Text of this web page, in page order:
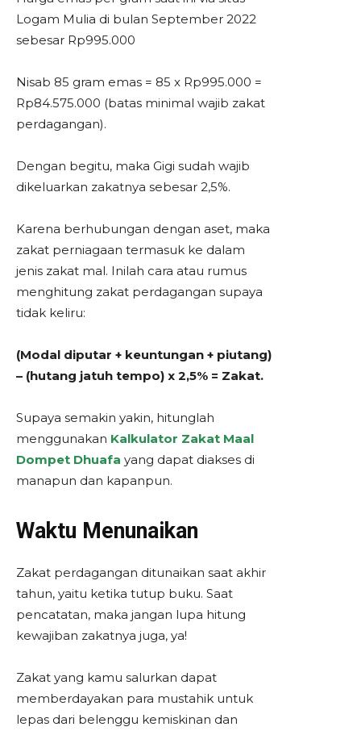
Logam Mulia di bulan September 2022
sebesar Rp995.000
Nisab 85 gram emas = 85 x Rp995.000 =
Rp84.575.000 (batas minimal wajib zakat
perdagangan).
Dengan begitu, maka Gigi sudah wajib
dikeluarkan zakatnya sebesar 2,5%.
Karena berhubungan dengan aset, maka
zakat perniagaan termasuk ke dalam
jenis zakat mal. Inilah cara atau rumus
menghitung zakat perdagangan supaya
tidak keliru:
(Modal diputar + keuntungan + piutang)
– (hutang jatuh tempo) x 2,5% = Zakat.
Supaya semakin yakin, hitunglah
menggunakan Kalkulator Zakat Maal
Dompet Dhuafa yang dapat diakses di
manapun dan kapanpun.
Waktu Menunaikan
Zakat perdagangan ditunaikan saat akhir
tahun, yaitu ketika tutup buku. Saat
pencatatan, maka jangan lupa hitung
kewajiban zakatnya juga, ya!
Zakat yang kamu salurkan dapat
memberdayakan para mustahik untuk
lepas dari belenggu kemiskinan dan